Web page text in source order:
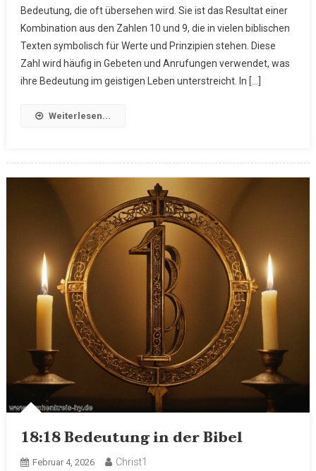
Bedeutung, die oft übersehen wird. Sie ist das Resultat einer
Kombination aus den Zahlen 10 und 9, die in vielen biblischen
Texten symbolisch für Werte und Prinzipien stehen. Diese
Zahl wird häufig in Gebeten und Anrufungen verwendet, was
ihre Bedeutung im geistigen Leben unterstreicht. In […]
Weiterlesen...
18:18 Bedeutung in der Bibel
Februar 4, 2026 Christ1